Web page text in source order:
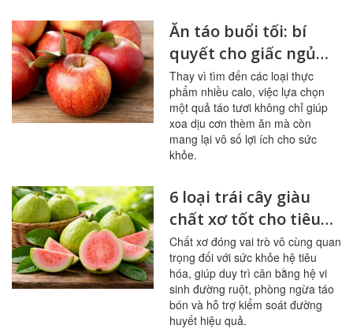
Ăn táo buổi tối: bí
quyết cho giấc ngủ
ngon, hệ tiêu hóa
khỏe mạnh
Thay vì tìm đến các loại thực
phẩm nhiều calo, việc lựa chọn
một quả táo tươi không chỉ giúp
xoa dịu cơn thèm ăn mà còn
mang lại vô số lợi ích cho sức
khỏe.
6 loại trái cây giàu
chất xơ tốt cho tiêu
hóa, đường huyết
Chất xơ đóng vai trò vô cùng quan
trọng đối với sức khỏe hệ tiêu
hóa, giúp duy trì cân bằng hệ vi
sinh đường ruột, phòng ngừa táo
bón và hỗ trợ kiểm soát đường
huyết hiệu quả.